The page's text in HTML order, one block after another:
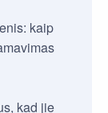
kaip
kad jie